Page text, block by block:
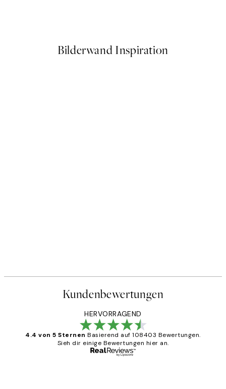
Bilderwand Inspiration
Kundenbewertungen
HERVORRAGEND
4.4 von 5 Sternen Basierend auf 108403 Bewertungen.
Sieh dir einige Bewertungen hier an.